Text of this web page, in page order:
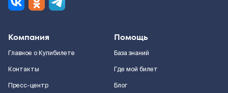
Компания
Главное о Купибилете
Контакты
Пресс-центр
Помощь
База знаний
Где мой билет
Блог